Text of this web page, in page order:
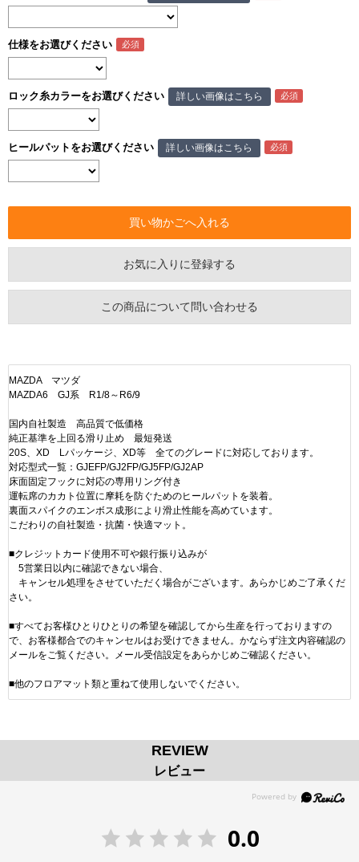
仕様をお選びください
ロック糸カラーをお選びください 詳しい画像はこちら
ヒールパットをお選びください 詳しい画像はこちら
お気に入りに登録する
この商品について問い合わせる
MAZDA マツダ
MAZDA6 GJ系 R1/8～R6/9
国内自社製造 高品質で低価格
純正基準を上回る滑り止め 最短発送
20S、XD Lパッケージ、XD等 全てのグレードに対応しております。
対応型式一覧：GJEFP/GJ2FP/GJ5FP/GJ2AP
床面固定フックに対応の専用リング付き
運転席のカカト位置に摩耗を防ぐためのヒールパットを装着。
裏面スパイクのエンボス成形により滑止性能を高めています。
こだわりの自社製造・抗菌・快適マット。
■クレジットカード使用不可や銀行振り込みが
5営業日以内に確認できない場合、
キャンセル処理をさせていただく場合がございます。あらかじめご了承くだ
さい。
■すべてお客様ひとりひとりの希望を確認してから生産を行っておりますの
で、お客様都合でのキャンセルはお受けできません。かならず注文内容確認の
メールをご覧ください。メール受信設定をあらかじめご確認ください。
■他のフロアマット類と重ねて使用しないでください。
REVIEW
レビュー
0.0